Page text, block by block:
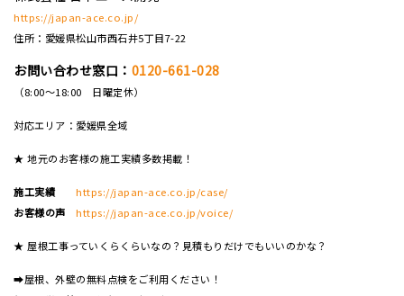
https://japan-ace.co.jp/
住所：愛媛県松山市西石井5丁目7-22
お問い合わせ窓口： 0120-661-028
（8:00～18:00 日曜定休）
対応エリア：愛媛県全域
★ 地元のお客様の施工実績多数掲載！
施工実績
https://japan-ace.co.jp/case/
お客様の声
https://japan-ace.co.jp/voice/
★ 屋根工事っていくらくらいなの？見積もりだけでもいいのかな？
➡屋根、外壁の無料点検をご利用ください！